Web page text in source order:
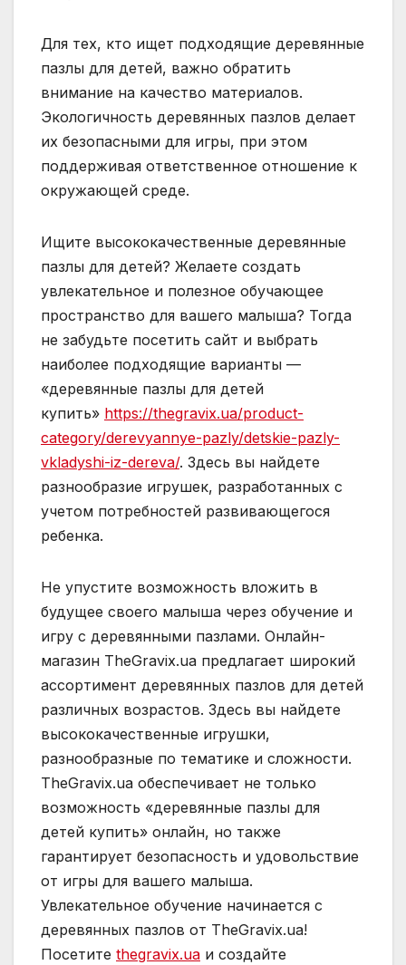
Для тех, кто ищет подходящие деревянные
пазлы для детей, важно обратить
внимание на качество материалов.
Экологичность деревянных пазлов делает
их безопасными для игры, при этом
поддерживая ответственное отношение к
окружающей среде.
Ищите высококачественные деревянные
пазлы для детей? Желаете создать
увлекательное и полезное обучающее
пространство для вашего малыша? Тогда
не забудьте посетить сайт и выбрать
наиболее подходящие варианты —
«деревянные пазлы для детей
купить» https://thegravix.ua/product-
category/derevyannye-pazly/detskie-pazly-
vkladyshi-iz-dereva/. Здесь вы найдете
разнообразие игрушек, разработанных с
учетом потребностей развивающегося
ребенка.
Не упустите возможность вложить в
будущее своего малыша через обучение и
игру с деревянными пазлами. Онлайн-
магазин TheGravix.ua предлагает широкий
ассортимент деревянных пазлов для детей
различных возрастов. Здесь вы найдете
высококачественные игрушки,
разнообразные по тематике и сложности.
TheGravix.ua обеспечивает не только
возможность «деревянные пазлы для
детей купить» онлайн, но также
гарантирует безопасность и удовольствие
от игры для вашего малыша.
Увлекательное обучение начинается с
деревянных пазлов от TheGravix.ua!
Посетите thegravix.ua и создайте